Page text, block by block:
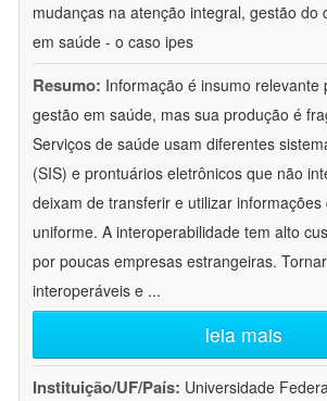
mudanças na atenção integral, gestão do
em saúde - o caso ipes
Resumo: Informação é insumo relevante
gestão em saúde, mas sua produção é
Serviços de saúde usam diferentes
(SIS) e prontuários eletrônicos que não
deixam de transferir e utilizar
uniforme. A interoperabilidade tem alto
por poucas empresas estrangeiras.
interoperáveis e ...
leia mais
Instituição/UF/País: Universidade